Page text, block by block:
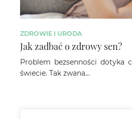
ZDROWIE I URODA
Jak zadbać o zdrowy sen?
Problem bezsenności dotyka
świecie. Tak zwana…